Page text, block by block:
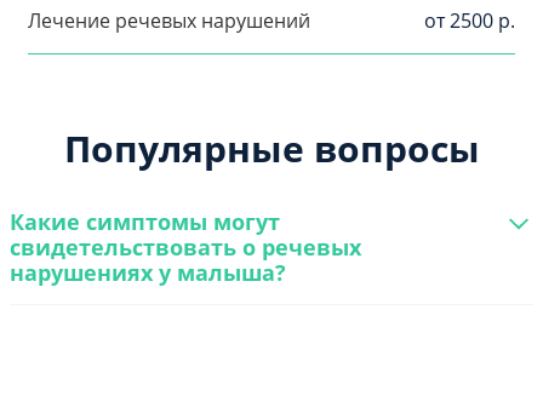
Лечение речевых нарушений от 2500 р.
Популярные вопросы
Какие симптомы могут
свидетельствовать о речевых
нарушениях у малыша?